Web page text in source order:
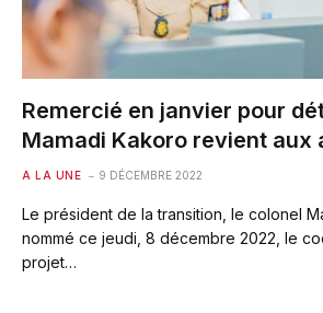
Remercié en janvier pour
Mamadi Kakoro revient aux
A LA UNE 9 DÉCEMBRE 2022
Le président de la transition, le colonel
nommé ce jeudi, 8 décembre 2022, le
projet…